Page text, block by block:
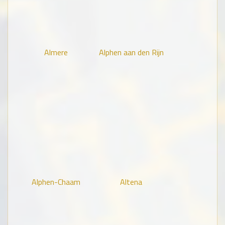
Almere Alphen aan den Rijn
Alphen-Chaam Altena